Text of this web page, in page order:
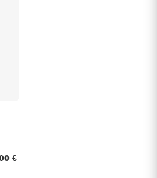
unsere Marken an
€